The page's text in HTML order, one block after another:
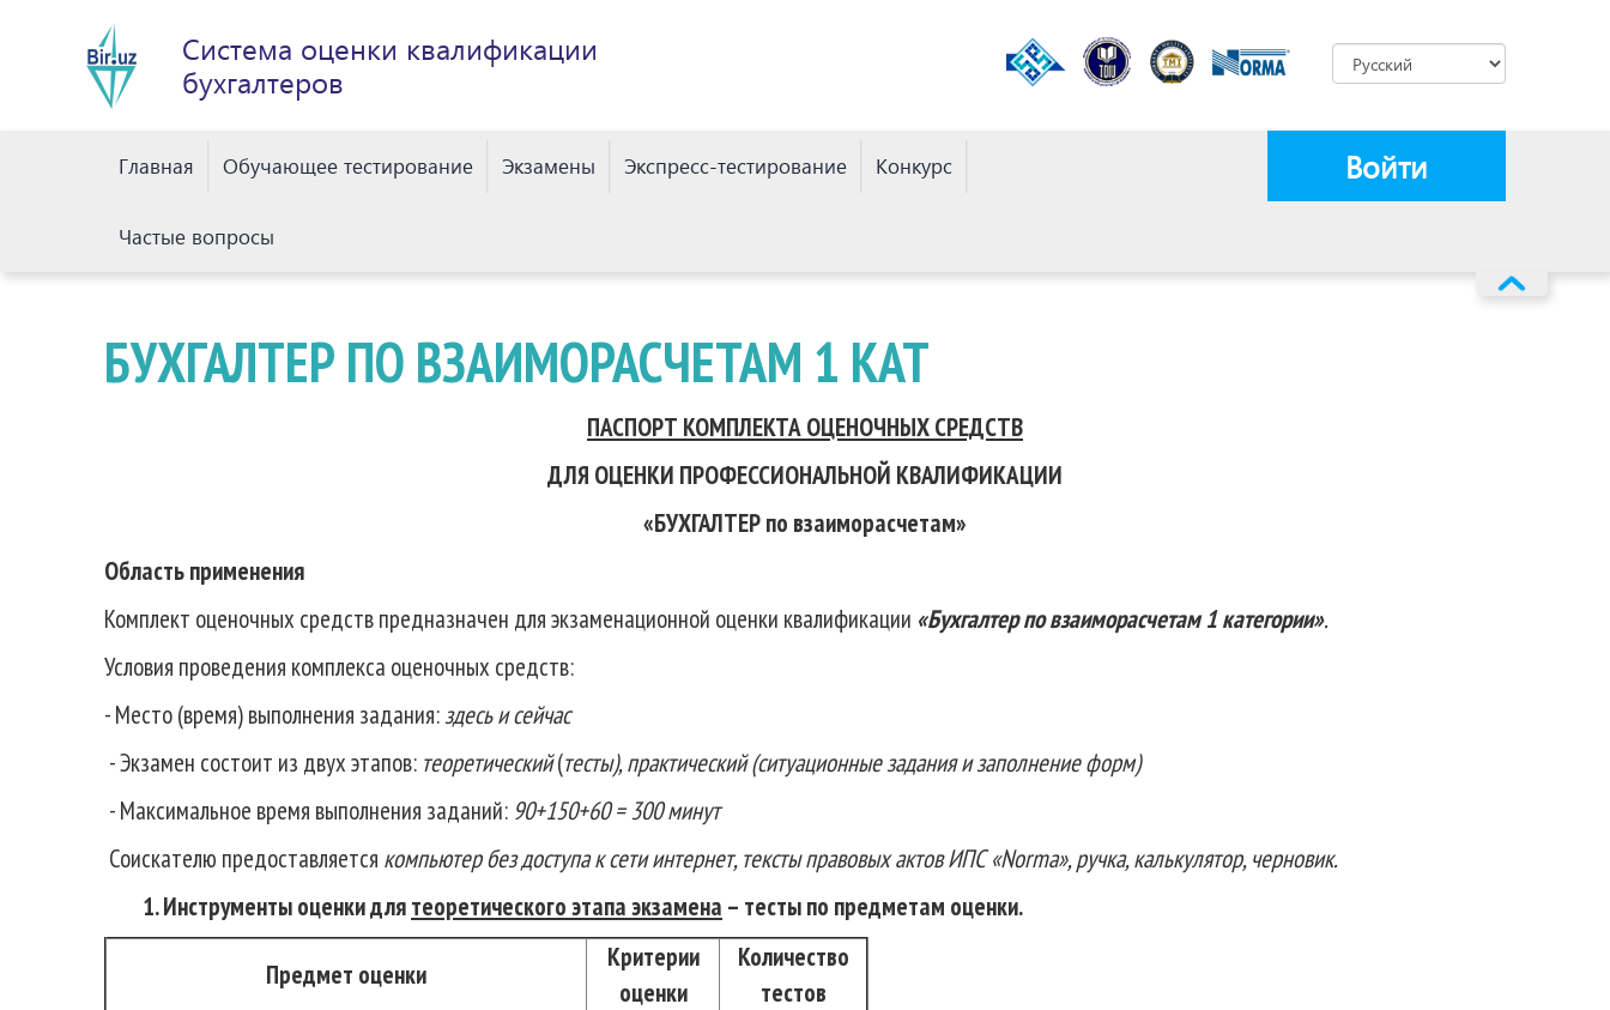
Система оценки квалификации
бухгалтеров
Главная Обучающее тестирование Экзамены Экспресс-тестирование Конкурс
Частые вопросы
Войти
БУХГАЛТЕР ПО ВЗАИМОРАСЧЕТАМ 1 КАТ
ПАСПОРТ КОМПЛЕКТА ОЦЕНОЧНЫХ СРЕДСТВ
ДЛЯ ОЦЕНКИ ПРОФЕССИОНАЛЬНОЙ КВАЛИФИКАЦИИ
«БУХГАЛТЕР по взаиморасчетам»
Область применения
Комплект оценочных средств предназначен для экзаменационной оценки квалификации «Бухгалтер по взаиморасчетам 1 категории».
Условия проведения комплекса оценочных средств:
- Место (время) выполнения задания:здесь и сейчас
- Экзамен состоит из двух этапов: теоретический(тесты), практический (ситуационные задания и заполнение форм)
- Максимальное время выполнения заданий: 90+150+60= 300 минут
Соискателю предоставляется компьютер без доступа к сети интернет, тексты правовых актов ИПС «Norma», ручка, калькулятор, черновик.
1. Инструменты оценки длятеоретического этапа экзамена – тесты по предметам оценки.
Предмет оценки
Критерии
оценки
Количество
тестов